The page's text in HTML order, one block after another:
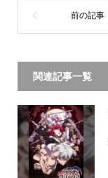
関連記事一覧